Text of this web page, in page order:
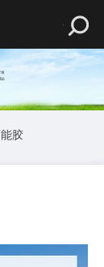
胶